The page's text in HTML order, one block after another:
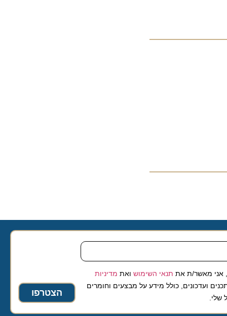
מאשר/ת אתתנאי השימושואת מדיניות
כולל מידע על מבצעים וחומרים
הצטרפו